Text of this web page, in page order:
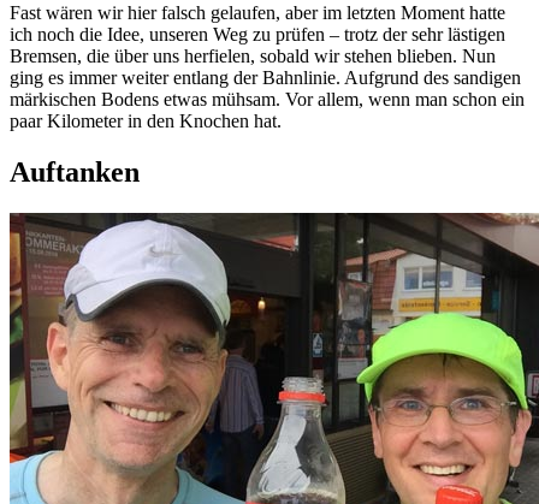
Fast wären wir hier falsch gelaufen, aber im letzten Moment hatte
ich noch die Idee, unseren Weg zu prüfen – trotz der sehr lästigen
Bremsen, die über uns herfielen, sobald wir stehen blieben. Nun
ging es immer weiter entlang der Bahnlinie. Aufgrund des sandigen
märkischen Bodens etwas mühsam. Vor allem, wenn man schon ein
paar Kilometer in den Knochen hat.
Auftanken